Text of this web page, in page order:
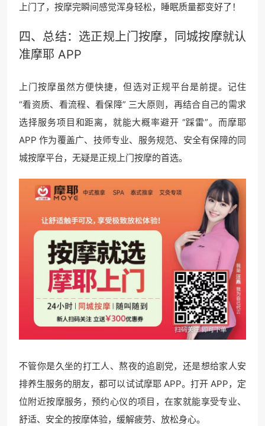
上门了，按摩完瞬间感觉浑身轻松，睡眠质量都变好了！
四、总结：选正规上门按摩，同城按摩就认
准摩耶 APP
上门按摩虽然方便快捷，但选对正规平台是前提。记住
“看资质、看流程、看保障” 三大原则，再结合自己的需求
选择服务项目和距离，就能大概率避开 “踩雷”。而摩耶
APP 作为覆盖广、技师专业、服务规范、安全有保障的同
城按摩平台，无疑是正规上门按摩的首选。
不管你是久坐的打工人、熬夜的追剧党，还是想给家人安
排养生服务的朋友，都可以试试摩耶 APP。打开 APP，定
位附近按摩服务，预约心仪的项目，在家就能享受专业、
舒适、安全的按摩体验，缓解疲劳、放松身心。